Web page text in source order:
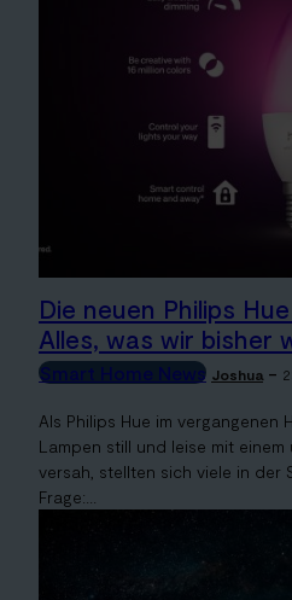
Die neuen Philips
Alles, was wir bisher
Smart Home News Joshua -
Als Philips Hue im vergangenen
Lampen still und leise mit
versah, stellten sich viele in der
Frage:...